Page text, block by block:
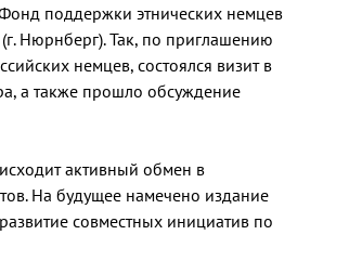
поддержки этнических немцев
Нюрнберг). Так, по приглашению
немцев, состоялся визит в
а также прошло обсуждение
активный обмен в
На будущее намечено издание
совместных инициатив по